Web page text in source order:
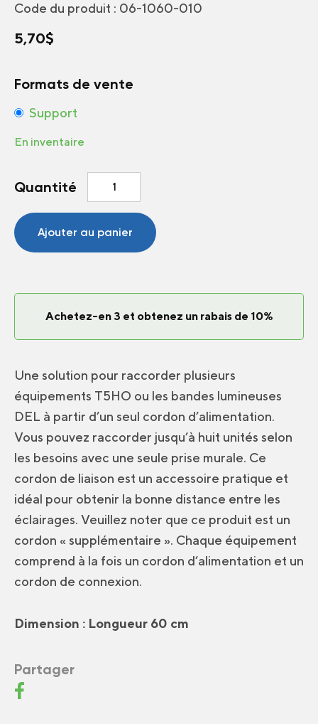
Code du produit : 06-1060-010
5,70$
Formats de vente
Support
En inventaire
Quantité
quantité
Cordon
de
Ajouter au panier
Achetez-en 3 et obtenez un rabais de 10%
Une solution pour raccorder plusieurs
équipements T5HO ou les bandes lumineuses
DEL à partir d’un seul cordon d’alimentation.
Vous pouvez raccorder jusqu’à huit unités selon
les besoins avec une seule prise murale. Ce
cordon de liaison est un accessoire pratique et
idéal pour obtenir la bonne distance entre les
éclairages. Veuillez noter que ce produit est un
cordon « supplémentaire ». Chaque équipement
comprend à la fois un cordon d’alimentation et un
cordon de connexion.
Dimension : Longueur 60 cm
Partager